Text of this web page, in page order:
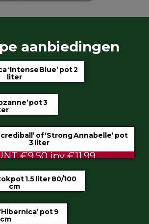
aanbiedingen
‘Intense Blue’ pot 2
liter
pot 3
of ‘Strong Annabelle’ pot
3 liter
€9.50 ipv €11.99
pot 1.5 liter 80/100
cm
pot 9
cm